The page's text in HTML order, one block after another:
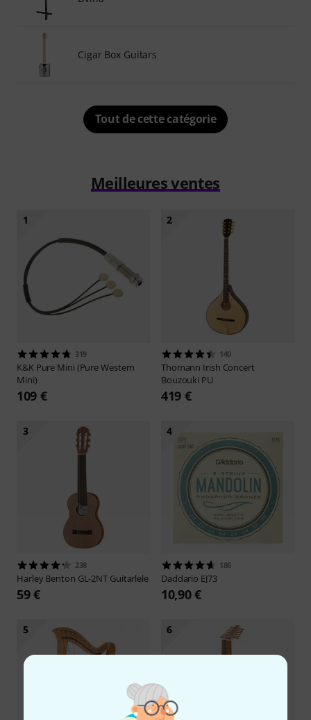
Cigar Box Guitars
Tout de cette catégorie
Meilleures ventes
1
319
K&K Pure Mini (Pure Western
Mini)
109 €
2
140
Thomann Irish Concert
Bouzouki PU
419 €
3
238
Harley Benton GL-2NT Guitarlele
59 €
4
186
Daddario EJ73
10,90 €
5 6